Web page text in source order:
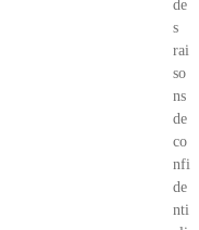
de
s
rai
so
ns
de
co
nfi
de
nti